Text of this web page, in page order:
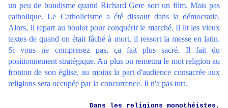
un peu de boudisme quand Richard Gere sort un film. Mais pas
catholique. Le Catholicisme a été dissout dans la démocratie.
Alors, il repart au boulot pour conquérir le marché. Il lit les vieux
textes de quand on était fâché à mort, il ressort la messe en latin.
Si vous ne comprenez pas, ça fait plus sacré. Il fait du
positionnement stratégique. Au plus on remettra le mot religion au
fronton de son église, au moins la part d'audience consacrée aux
religions sera occupée par la concurrence. Il n'a pas tort.
Dans les religions monothéistes,